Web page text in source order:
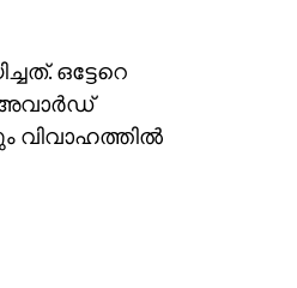
ഒട്ടേറെ
അവാര്‍ഡ്
വിവാഹത്തില്‍